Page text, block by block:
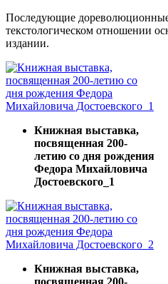
Последующие дореволюционные
текстологическом отношении
издании.
Книжная выставка,
посвященная 200-
летию со дня рождения
Федора Михайловича
Достоевского_1
Книжная выставка,
посвященная 200-